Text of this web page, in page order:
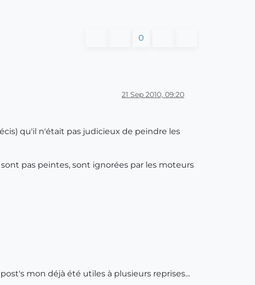
0
21 Sep 2010, 09:20
qu'il n'était pas judicieux de peindre les
pas peintes, sont ignorées par les moteurs
mon déjà été utiles à plusieurs reprises...